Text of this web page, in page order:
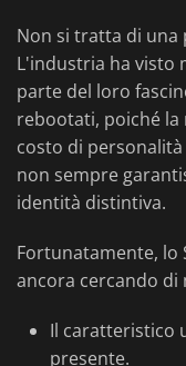
Non si tratta di una
L'industria ha visto
parte del loro
rebootati, poiché la
costo di
non sempre
identità distintiva.
Fortunatamente, lo
ancora cercando
Il caratteristico
presente.